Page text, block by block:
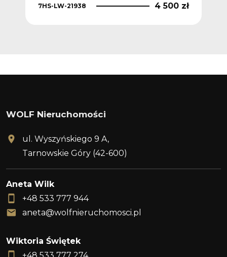
7HS-LW-21938 4 500 zł
WOLF Nieruchomości
ul. Wyszyńskiego 9 A,
Tarnowskie Góry (42-600)
Aneta Wilk
+48 533 777 944
aneta@wolfnieruchomosci.pl
Wiktoria Świętek